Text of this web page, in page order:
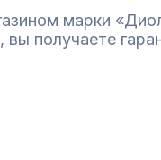
марки
получаете